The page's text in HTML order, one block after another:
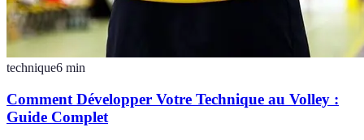
technique6 min
Comment Développer Votre Technique au Volley :
Guide Complet